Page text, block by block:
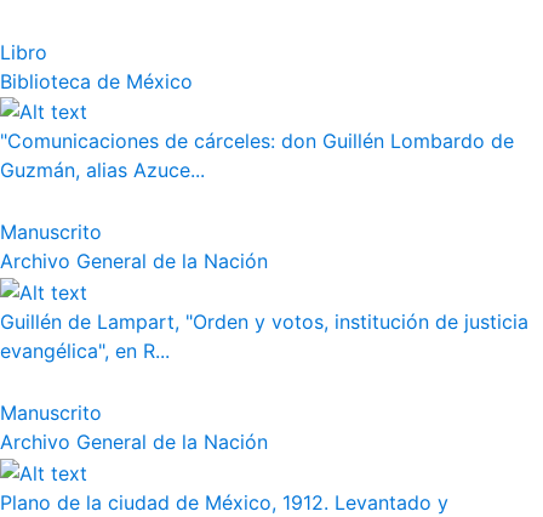
Libro
Biblioteca de México
"Comunicaciones de cárceles: don Guillén Lombardo de
Guzmán, alias Azuce...
Manuscrito
Archivo General de la Nación
Guillén de Lampart, "Orden y votos, institución de justicia
evangélica", en R...
Manuscrito
Archivo General de la Nación
Plano de la ciudad de México, 1912. Levantado y